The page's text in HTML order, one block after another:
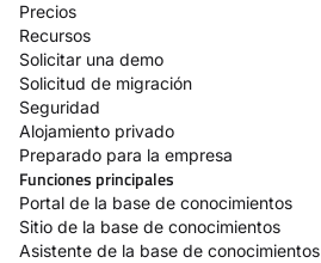
Precios
Recursos
Solicitar una demo
Solicitud de migración
Seguridad
Alojamiento privado
Preparado para la empresa
Funciones principales
Portal de la base de conocimientos
Sitio de la base de conocimientos
Asistente de la base de conocimientos